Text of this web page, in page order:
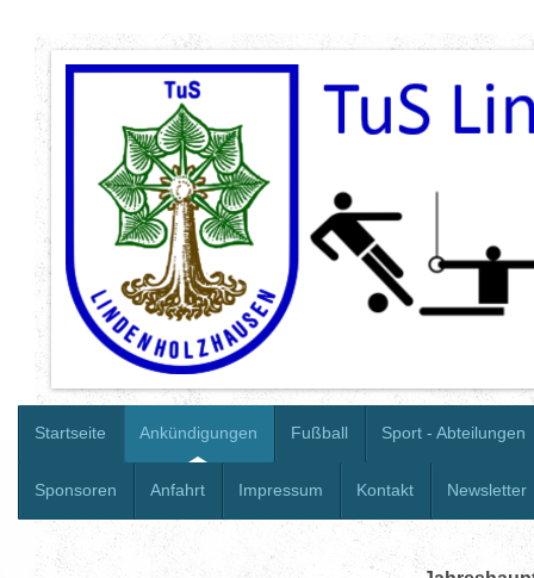
Startseite Ankündigungen Fußball Sport - Abteilungen
Sponsoren Anfahrt Impressum Kontakt Newsletter